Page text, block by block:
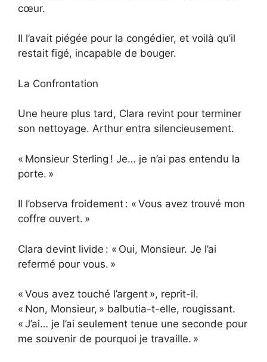
cœur.
Il l’avait piégée pour la congédier, et voilà qu’il
restait figé, incapable de bouger.
La Confrontation
Une heure plus tard, Clara revint pour terminer
son nettoyage. Arthur entra silencieusement.
« Monsieur Sterling ! Je… je n’ai pas entendu la
porte. »
Il l’observa froidement : « Vous avez trouvé mon
coffre ouvert. »
Clara devint livide : « Oui, Monsieur. Je l’ai
refermé pour vous. »
« Vous avez touché l’argent », reprit-il.
« Non, Monsieur, » balbutia-t-elle, rougissant.
« J’ai… je l’ai seulement tenue une seconde pour
me souvenir de pourquoi je travaille. »